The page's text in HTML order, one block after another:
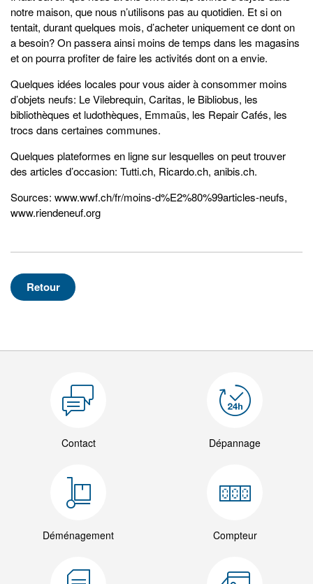
notre maison, que nous n’utilisons pas au quotidien. Et si on
tentait, durant quelques mois, d’acheter uniquement ce dont on
a besoin? On passera ainsi moins de temps dans les magasins
et on pourra profiter de faire les activités dont on a envie.
Quelques idées locales pour vous aider à consommer moins
d’objets neufs: Le Vilebrequin, Caritas, le Bibliobus, les
bibliothèques et ludothèques, Emmaüs, les Repair Cafés, les
trocs dans certaines communes.
Quelques plateformes en ligne sur lesquelles on peut trouver
des articles d’occasion: Tutti.ch, Ricardo.ch, anibis.ch.
Sources: www.wwf.ch/fr/moins-d%E2%80%99articles-neufs,
www.riendeneuf.org
Retour
Contact Dépannage
Déménagement Compteur